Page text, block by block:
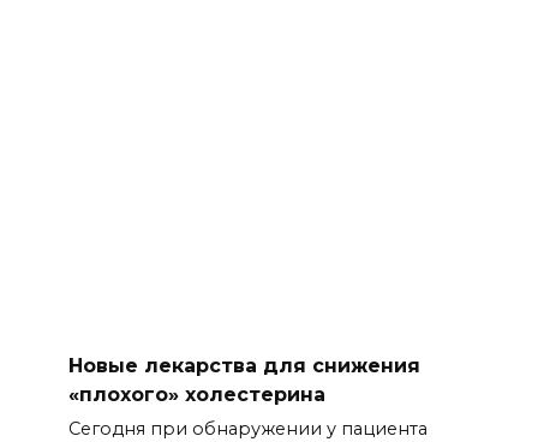
Новые лекарства для снижения
«плохого» холестерина
Сегодня при обнаружении у пациента